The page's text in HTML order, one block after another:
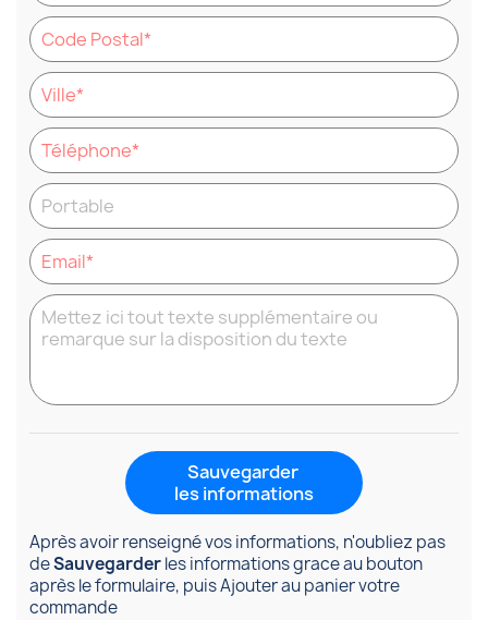
Sauvegarder
les informations
Après avoir renseigné vos informations, n'oubliez pas
deSauvegarderles informations grace au bouton
après le formulaire, puis Ajouter au panier votre
commande